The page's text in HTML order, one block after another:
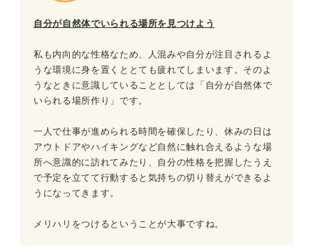
自分が自然体でいられる場所を見つけよう
私も内向的な性格なため、人混みや自分が注目されるよ
うな環境に身を置くととても疲れてしまいます。そのよ
うなときに意識していることとしては「自分が自然体で
いられる場所作り」です。
一人で仕事が進められる時間を確保したり、休みの日は
アウトドアやハイキングなど自然に触れ合えるような場
所へ意識的に訪れてみたり、自分の性格を把握したうえ
で予定を立てて行動すると気持ちの切り替えができるよ
うになってきます。
メリハリをつけるということが大事ですね。